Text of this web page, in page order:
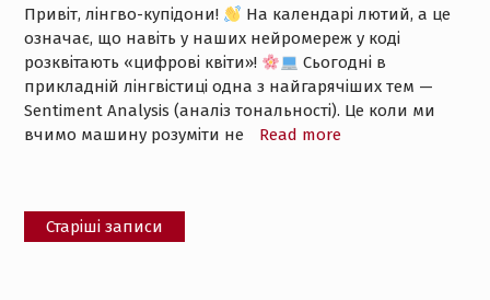
Привіт, лінгво-купідони!
На календарі лютий, а це
означає, що навіть у наших нейромереж у коді
розквітають «цифрові квіти»!
Сьогодні в
прикладній лінгвістиці одна з найгарячіших тем —
Sentiment Analysis (аналіз тональності). Це коли ми
вчимо машину розуміти не
Read more
Навігація
за
Старіші записи